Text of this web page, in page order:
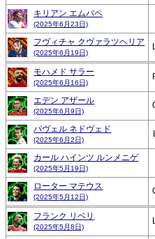
キリアン エムバペ
(2025年6月23日)
フヴィチャ クヴァラツヘリア
(2025年6月19日)
モハメド サラー
(2025年6月16日)
エデン アザール
(2025年6月9日)
パヴェル ネドヴェド
(2025年6月2日)
カール ハインツ ルンメニゲ
(2025年5月19日)
ローター マテウス
(2025年5月12日)
フランク リベリ
(2025年5月8日)